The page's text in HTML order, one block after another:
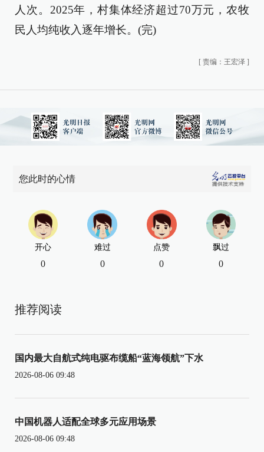
人次。2025年，村集体经济超过70万元，农牧
民人均纯收入逐年增长。(完)
[ 责编：王宏泽 ]
您此时的心情
开心
0
难过
0
点赞
0
飘过
0
推荐阅读
国内最大自航式纯电驱布缆船“蓝海领航”下水
2026-08-06 09:48
中国机器人适配全球多元应用场景
2026-08-06 09:48